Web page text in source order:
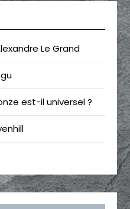
Le Grand
est-il universel ?